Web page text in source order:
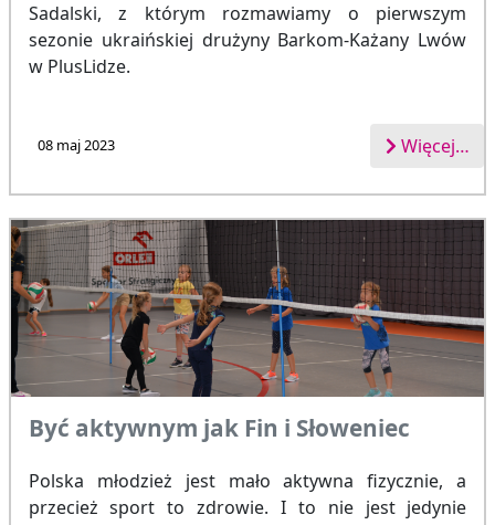
Sadalski, z którym rozmawiamy o pierwszym
sezonie ukraińskiej drużyny Barkom-Każany Lwów
w PlusLidze.
08 maj 2023 Więcej…
Być aktywnym jak Fin i Słoweniec
Polska młodzież jest mało aktywna fizycznie, a
przecież sport to zdrowie. I to nie jest jedynie